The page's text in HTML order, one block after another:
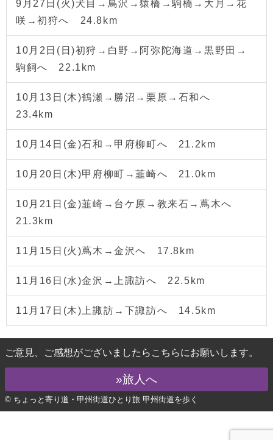
9月27日(火)犬目→鳥沢→猿橋→駒橋→大月→花
咲→初狩へ 24.8km
10月2日(日)初狩→白野→阿弥陀海道→黒野田→
駒飼へ 22.1km
10月13日(木)鶴瀬→勝沼→栗原→石和へ
23.4km
10月14日(金)石和→甲府柳町へ 21.2km
10月20日(木)甲府柳町→韮崎へ 21.0km
10月21日(金)韮崎→台ケ原→教来石→蔦木へ
21.3km
11月15日(火)蔦木→金沢へ 17.8km
11月16日(水)金沢→上諏訪へ 22.5km
11月17日(木)上諏訪→下諏訪へ 14.5km
ご意見、ご感想がございましたらこちらにお願いします。
»旅人へ
© ちょっと寄り道・甲州街道ひとり旅 甲州街道を歩く